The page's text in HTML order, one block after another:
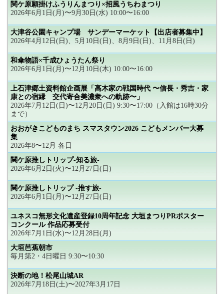
関ケ原願掛けふうりんまつり×招風うちわまつり
2026年6月1日(月)〜9月30日(水) 10:00〜16:00
大津谷公園キャンプ場 サンデーマーケット【出店者募集中】
2026年4月12日(日)、5月10日(日)、8月9日(日)、11月8日(日)
和傘物語×千成ひょうたん祭り
2026年6月1日(月)〜12月10日(木) 10:00〜16:00
上石津郷土資料館企画展「高木家の戦国時代 〜信長・秀吉・家
康との宿縁 交代寄合美濃衆への軌跡〜」
2026年7月12日(日)〜12月20日(日) 9:30〜17:00（入館は16時30分
まで）
おおがきこどものまち スマスタウン2026 こどもメンバー大募
集
2026年8〜12月 各日
関ケ原推しトリップ-知る旅-
2026年6月2日(火)〜12月27日(日)
関ケ原推しトリップ -推す旅-
2026年6月1日(月)〜12月27日(日)
ユネスコ無形文化遺産登録10周年記念 大垣まつりPRポスター
コンクール 作品応募受付
2026年7月1日(水)〜12月28日(月)
大垣芭蕉朝市
毎月第2・4日曜日 9:30〜10:30
決断の地！松尾山城AR
2026年7月18日(土)〜2027年3月17日